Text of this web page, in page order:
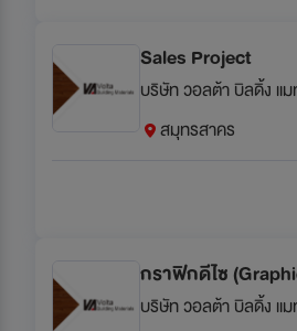
Sales Project
บริษัท วอลต้า บิลดิ้ง แ
สมุทรสาคร
กราฟิกดีไซ
บริษัท วอลต้า บิลดิ้ง แ